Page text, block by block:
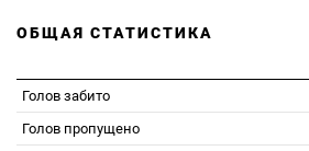
ОБЩАЯ СТАТИСТИКА
Голов забито
Голов пропущено